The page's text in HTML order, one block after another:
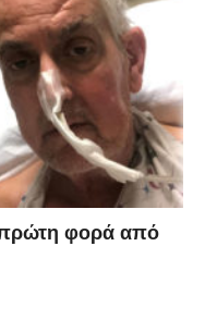
πρώτη φορά από